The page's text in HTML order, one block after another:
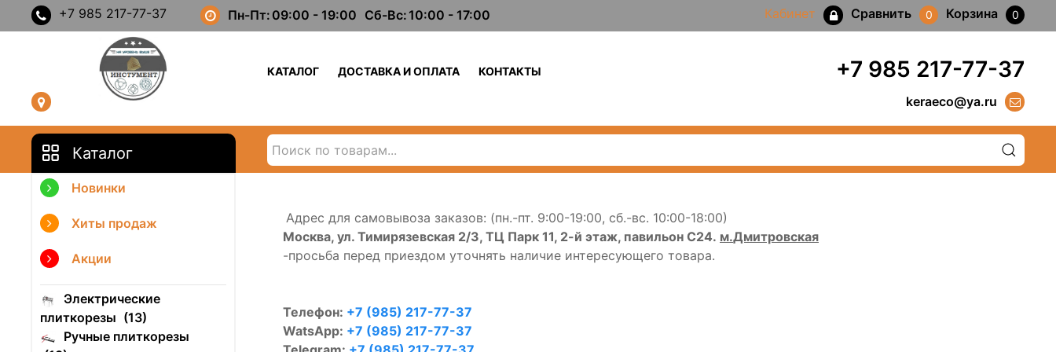
+7 985 217-77-37 Пн-Пт: 09:00 - 19:00 Сб-Вс: 10:00 - 17:00 Кабинет Корзина 0
Сравнить 0
КАТАЛОГ ДОСТАВКА И ОПЛАТА КОНТАКТЫ +7 985 217-77-37
keraeco@ya.ru
Каталог
Новинки
Хиты продаж
Акции
Электрические
плиткорезы (13)
Ручные плиткорезы
Адрес для самовывоза заказов: (пн.-пт. 9:00-19:00, сб.-вс. 10:00-18:00)
Москва, ул. Тимирязевская 2/3, ТЦ Парк 11, 2-й этаж, павильон С24. м.Дмитровская
-просьба перед приездом уточнять наличие интересующего товара.
Телефон: +7 (985) 217-77-37
WatsApp: +7 (985) 217-77-37